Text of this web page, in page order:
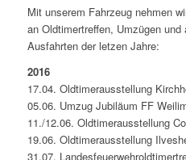
Mit unserem Fahrzeug nehmen
an Oldtimertreffen, Umzügen
Ausfahrten der letzen Jahre:
2016
17.04. Oldtimerausstellung
05.06. Umzug Jubiläum FF
11./12.06. Oldtimerausstellung
19.06. Oldtimerausstellung
31.07.